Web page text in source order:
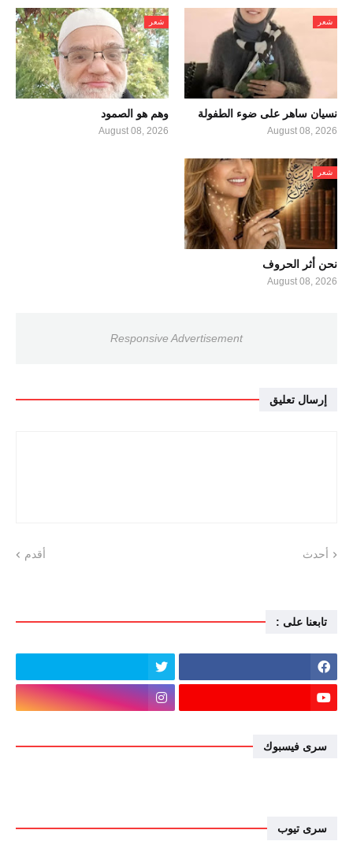
شعر
نسيان ساهر على ضوء الطفولة
August 08, 2026
شعر
وهم هو الصمود
August 08, 2026
شعر
نحن أثر الحروف
August 08, 2026
Responsive Advertisement
إرسال تعليق
أحدث أقدم
تابعنا على :
سرى فيسبوك
سرى تيوب